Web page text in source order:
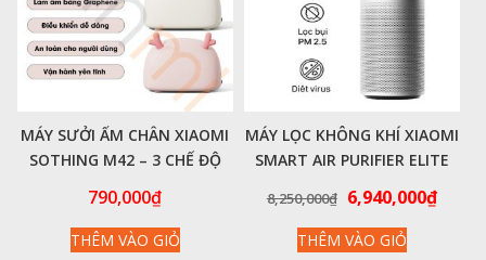
MÁY SƯỞI ẤM CHÂN XIAOMI
SOTHING M42 – 3 CHẾ ĐỘ
790,000₫
THÊM VÀO GIỎ
MÁY LỌC KHÔNG KHÍ XIAOMI
SMART AIR PURIFIER ELITE
BHR6359EU – HÀNG CHÍNH
HÃNG
8,250,000₫ Giá
gốc
là:
6,940,000₫Giá
THÊM VÀO GIỎ